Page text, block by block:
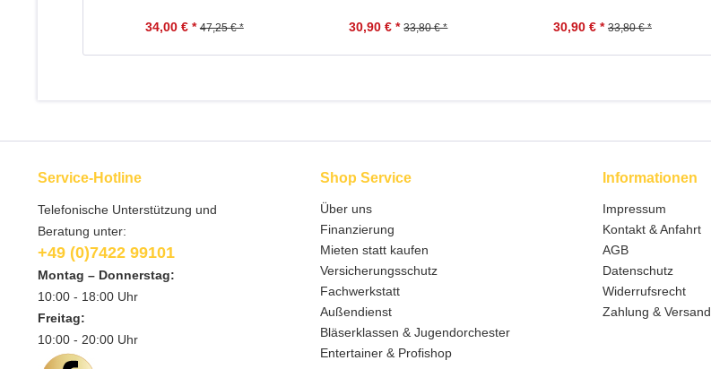
34,00 € * 47,25 € * 30,90 € * 33,80 € * 30,90 € * 33,80 € *
Service-Hotline
Telefonische Unterstützung und
Beratung unter:
+49 (0)7422 99101
Montag – Donnerstag:
10:00 - 18:00 Uhr
Freitag:
10:00 - 20:00 Uhr
Shop Service
Über uns
Finanzierung
Mieten statt kaufen
Versicherungsschutz
Fachwerkstatt
Außendienst
Bläserklassen & Jugendorchester
Entertainer & Profishop
Informationen
Impressum
Kontakt & Anfahrt
AGB
Datenschutz
Widerrufsrecht
Zahlung & Versand